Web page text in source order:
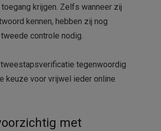
krijgen. Zelfs wanneer zij
kennen, hebben zij nog
controle nodig.
tweestapsverificatie tegenwoordig
keuze voor vrijwel ieder online
met